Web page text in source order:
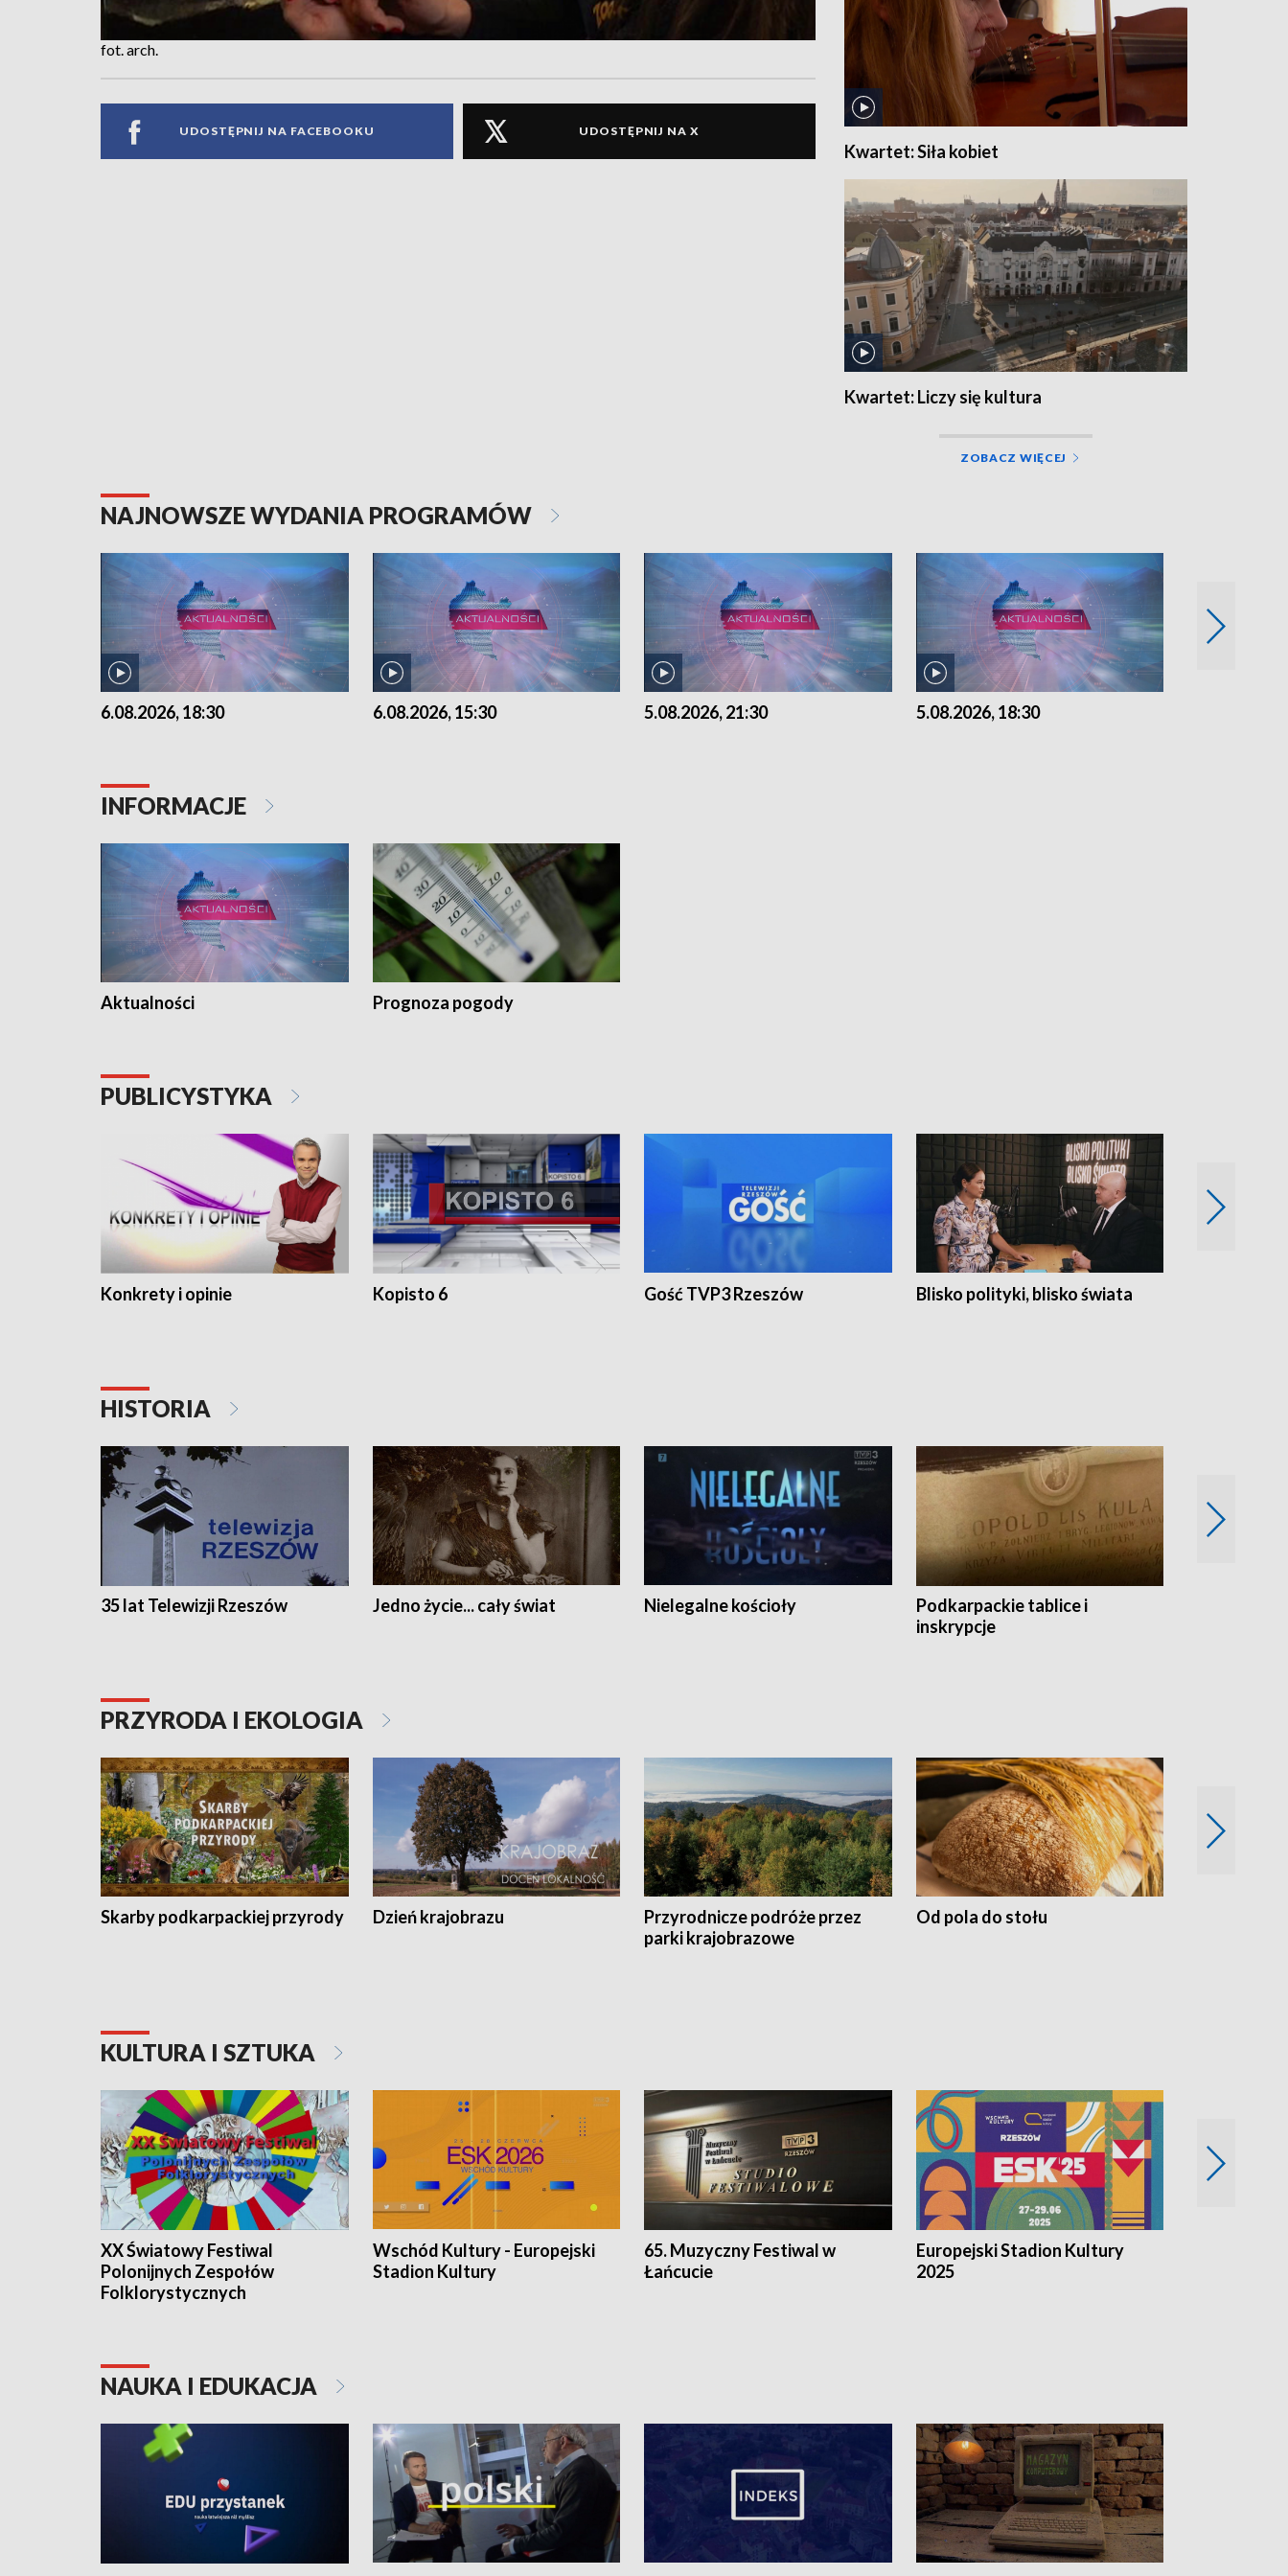
fot. arch.
UDOSTĘPNIJ NA FACEBOOKU UDOSTĘPNIJ NA X
Kwartet: Siła kobiet
Kwartet: Liczy się kultura
ZOBACZ WIĘCEJ
NAJNOWSZE WYDANIA PROGRAMÓW
6.08.2026, 18:30 6.08.2026, 15:30 5.08.2026, 21:30 5.08.2026, 18:30
INFORMACJE
Aktualności Prognoza pogody
PUBLICYSTYKA
Konkrety i opinie Kopisto 6 Gość TVP3 Rzeszów Blisko polityki, blisko świata
HISTORIA
35 lat Telewizji Rzeszów Jedno życie... cały świat Nielegalne kościoły
Podkarpackie tablice i
inskrypcje
PRZYRODA I EKOLOGIA
Skarby podkarpackiej przyrody Dzień krajobrazu
Przyrodnicze podróże przez
parki krajobrazowe
Od pola do stołu
KULTURA I SZTUKA
XX Światowy Festiwal
Polonijnych Zespołów
Folklorystycznych
Wschód Kultury - Europejski
Stadion Kultury
65. Muzyczny Festiwal w
Łańcucie
Europejski Stadion Kultury
2025
NAUKA I EDUKACJA